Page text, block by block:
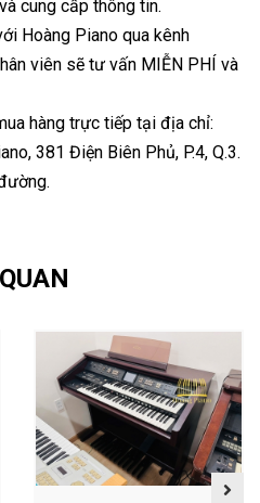
cung cấp thông tin.
Hoàng Piano qua kênh
viên sẽ tư vấn MIỄN PHÍ và
hàng trực tiếp tại địa chỉ:
381 Điện Biên Phủ, P.4, Q.3.